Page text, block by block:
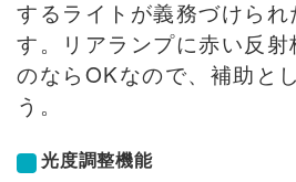
するライトが義務づけら
す。リアランプに赤い反
のならOKなので、補助と
う。
光度調整機能